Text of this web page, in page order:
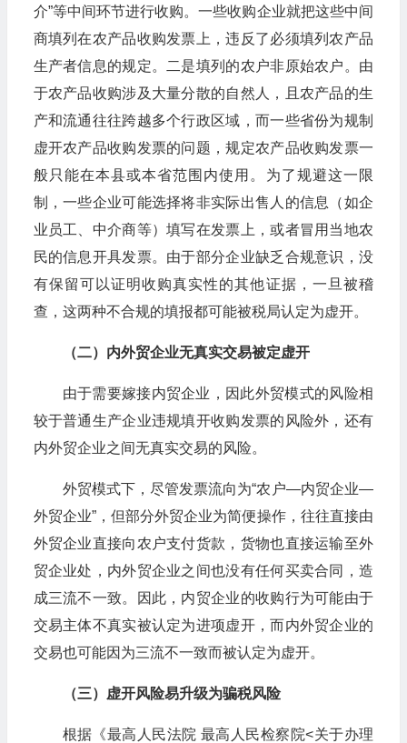
介”等中间环节进行收购。一些收购企业就把这些中间
商填列在农产品收购发票上，违反了必须填列农产品
生产者信息的规定。二是填列的农户非原始农户。由
于农产品收购涉及大量分散的自然人，且农产品的生
产和流通往往跨越多个行政区域，而一些省份为规制
虚开农产品收购发票的问题，规定农产品收购发票一
般只能在本县或本省范围内使用。为了规避这一限
制，一些企业可能选择将非实际出售人的信息（如企
业员工、中介商等）填写在发票上，或者冒用当地农
民的信息开具发票。由于部分企业缺乏合规意识，没
有保留可以证明收购真实性的其他证据，一旦被稽
查，这两种不合规的填报都可能被税局认定为虚开。
（二）内外贸企业无真实交易被定虚开
由于需要嫁接内贸企业，因此外贸模式的风险相
较于普通生产企业违规填开收购发票的风险外，还有
内外贸企业之间无真实交易的风险。
外贸模式下，尽管发票流向为“农户—内贸企业—
外贸企业”，但部分外贸企业为简便操作，往往直接由
外贸企业直接向农户支付货款，货物也直接运输至外
贸企业处，内外贸企业之间也没有任何买卖合同，造
成三流不一致。因此，内贸企业的收购行为可能由于
交易主体不真实被认定为进项虚开，而内外贸企业的
交易也可能因为三流不一致而被认定为虚开。
（三）虚开风险易升级为骗税风险
根据《最高人民法院 最高人民检察院<关于办理